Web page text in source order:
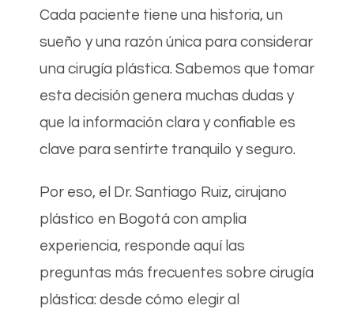
Cada paciente tiene una historia, un
sueño y una razón única para considerar
una cirugía plástica. Sabemos que tomar
esta decisión genera muchas dudas y
que la información clara y confiable es
clave para sentirte tranquilo y seguro.
Por eso, el Dr. Santiago Ruiz, cirujano
plástico en Bogotá con amplia
experiencia, responde aquí las
preguntas más frecuentes sobre cirugía
plástica: desde cómo elegir al